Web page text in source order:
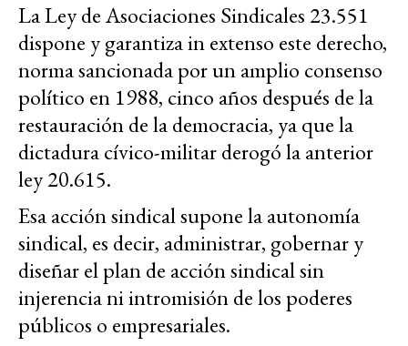
La Ley de Asociaciones Sindicales 23.551
dispone y garantiza in extenso este derecho,
norma sancionada por un amplio consenso
político en 1988, cinco años después de la
restauración de la democracia, ya que la
dictadura cívico-militar derogó la anterior
ley 20.615.
Esa acción sindical supone la autonomía
sindical, es decir, administrar, gobernar y
diseñar el plan de acción sindical sin
injerencia ni intromisión de los poderes
públicos o empresariales.